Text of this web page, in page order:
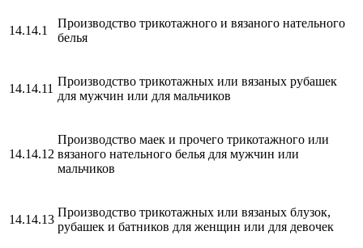
14.14.1
Производство трикотажного и вязаного нательного
белья
14.14.11
Производство трикотажных или вязаных рубашек
для мужчин или для мальчиков
14.14.12
Производство маек и прочего трикотажного или
вязаного нательного белья для мужчин или
мальчиков
14.14.13
Производство трикотажных или вязаных блузок,
рубашек и батников для женщин или для девочек